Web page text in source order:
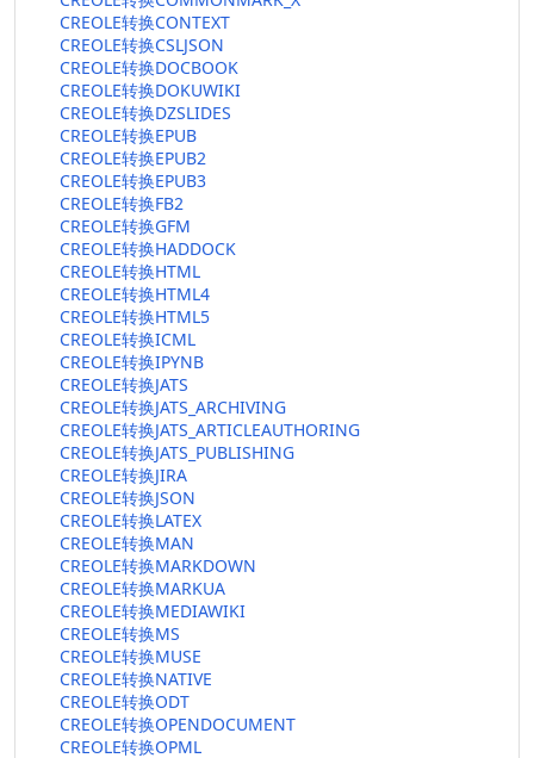
CREOLE转换CONTEXT
CREOLE转换CSLJSON
CREOLE转换DOCBOOK
CREOLE转换DOKUWIKI
CREOLE转换DZSLIDES
CREOLE转换EPUB
CREOLE转换EPUB2
CREOLE转换EPUB3
CREOLE转换FB2
CREOLE转换GFM
CREOLE转换HADDOCK
CREOLE转换HTML
CREOLE转换HTML4
CREOLE转换HTML5
CREOLE转换ICML
CREOLE转换IPYNB
CREOLE转换JATS
CREOLE转换JATS_ARCHIVING
CREOLE转换JATS_ARTICLEAUTHORING
CREOLE转换JATS_PUBLISHING
CREOLE转换JIRA
CREOLE转换JSON
CREOLE转换LATEX
CREOLE转换MAN
CREOLE转换MARKDOWN
CREOLE转换MARKUA
CREOLE转换MEDIAWIKI
CREOLE转换MS
CREOLE转换MUSE
CREOLE转换NATIVE
CREOLE转换ODT
CREOLE转换OPENDOCUMENT
CREOLE转换OPML